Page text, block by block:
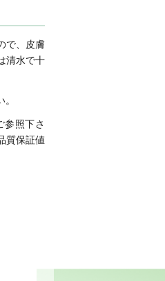
で、皮膚
清水で十
参照下さ
質保証値